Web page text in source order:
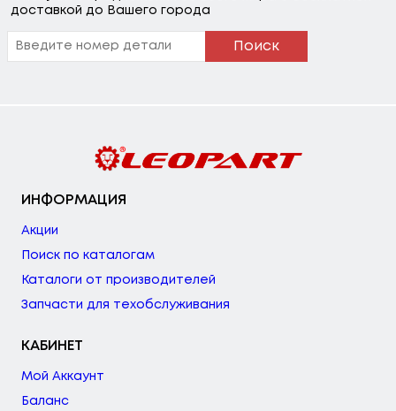
доставкой до Вашего города
Поиск
ИНФОРМАЦИЯ
Акции
Поиск по каталогам
Каталоги от производителей
Запчасти для техобслуживания
КАБИНЕТ
Мой Аккаунт
Баланс